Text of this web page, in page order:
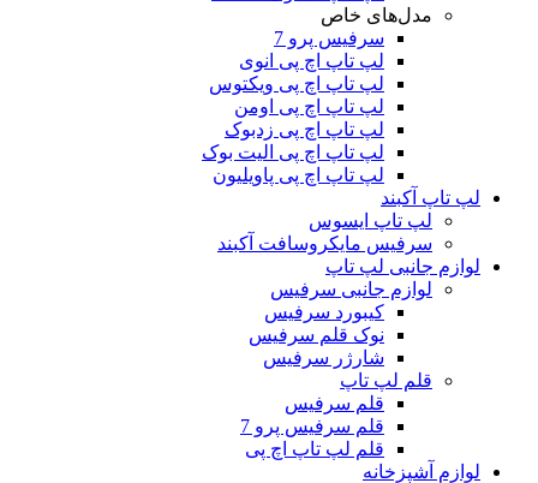
مدل‌های خاص
سرفیس پرو 7
لپ تاپ اچ پی انوی
لپ تاپ اچ پی ویکتوس
لپ تاپ اچ پی اومن
لپ تاپ اچ پی زدبوک
لپ تاپ اچ پی الیت بوک
لپ تاپ اچ پی پاویلیون
لپ تاپ آکبند
لپ تاپ ایسوس
سرفیس مایکروسافت آکبند
لوازم جانبی لپ تاپ
لوازم جانبی سرفیس
کیبورد سرفیس
نوک قلم سرفیس
شارژر سرفیس
قلم لپ تاپ
قلم سرفیس
قلم سرفیس پرو 7
قلم لپ تاپ اچ پی
لوازم آشپزخانه